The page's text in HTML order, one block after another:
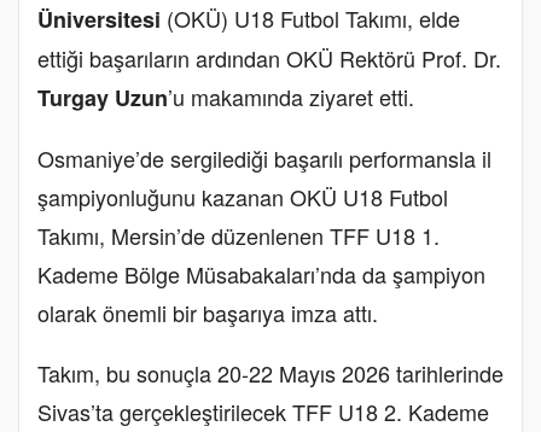
Üniversitesi (OKÜ) U18 Futbol Takımı, elde
ettiği başarıların ardından OKÜ Rektörü Prof. Dr.
Turgay Uzun’u makamında ziyaret etti.
Osmaniye’de sergilediği başarılı performansla il
şampiyonluğunu kazanan OKÜ U18 Futbol
Takımı, Mersin’de düzenlenen TFF U18 1.
Kademe Bölge Müsabakaları’nda da şampiyon
olarak önemli bir başarıya imza attı.
Takım, bu sonuçla 20-22 Mayıs 2026 tarihlerinde
Sivas’ta gerçekleştirilecek TFF U18 2. Kademe